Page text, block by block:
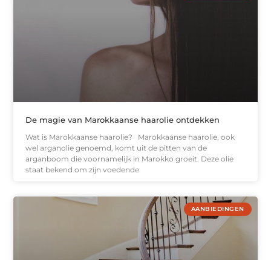
De magie van Marokkaanse haarolie ontdekken
Wat is Marokkaanse haarolie? Marokkaanse haarolie, ook
wel arganolie genoemd, komt uit de pitten van de
arganboom die voornamelijk in Marokko groeit. Deze olie
staat bekend om zijn voedende
AANBIEDINGEN